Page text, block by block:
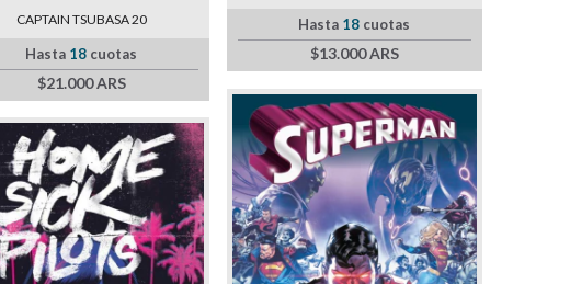
CAPTAIN TSUBASA 20
Hasta 18 cuotas
$21.000 ARS
Hasta 18 cuotas
$13.000 ARS